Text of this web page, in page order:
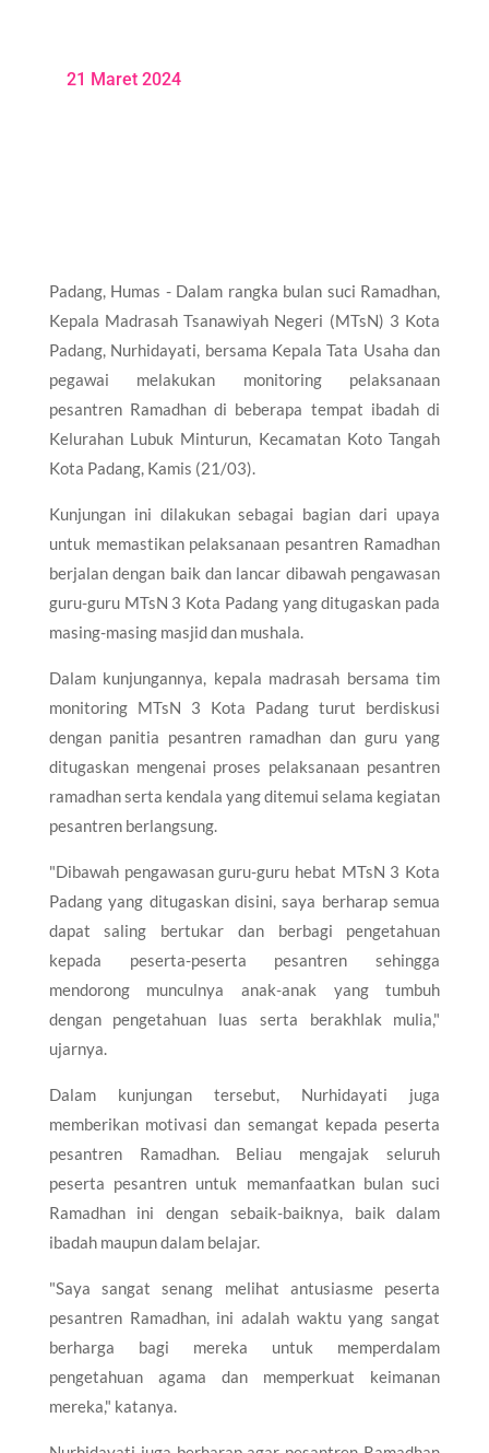
21 Maret 2024
Padang, Humas - Dalam rangka bulan suci Ramadhan,
Kepala Madrasah Tsanawiyah Negeri (MTsN) 3 Kota
Padang, Nurhidayati, bersama Kepala Tata Usaha dan
pegawai melakukan monitoring pelaksanaan
pesantren Ramadhan di beberapa tempat ibadah di
Kelurahan Lubuk Minturun, Kecamatan Koto Tangah
Kota Padang, Kamis (21/03).
Kunjungan ini dilakukan sebagai bagian dari upaya
untuk memastikan pelaksanaan pesantren Ramadhan
berjalan dengan baik dan lancar dibawah pengawasan
guru-guru MTsN 3 Kota Padang yang ditugaskan pada
masing-masing masjid dan mushala.
Dalam kunjungannya, kepala madrasah bersama tim
monitoring MTsN 3 Kota Padang turut berdiskusi
dengan panitia pesantren ramadhan dan guru yang
ditugaskan mengenai proses pelaksanaan pesantren
ramadhan serta kendala yang ditemui selama kegiatan
pesantren berlangsung.
"Dibawah pengawasan guru-guru hebat MTsN 3 Kota
Padang yang ditugaskan disini, saya berharap semua
dapat saling bertukar dan berbagi pengetahuan
kepada peserta-peserta pesantren sehingga
mendorong munculnya anak-anak yang tumbuh
dengan pengetahuan luas serta berakhlak mulia,"
ujarnya.
Dalam kunjungan tersebut, Nurhidayati juga
memberikan motivasi dan semangat kepada peserta
pesantren Ramadhan. Beliau mengajak seluruh
peserta pesantren untuk memanfaatkan bulan suci
Ramadhan ini dengan sebaik-baiknya, baik dalam
ibadah maupun dalam belajar.
"Saya sangat senang melihat antusiasme peserta
pesantren Ramadhan, ini adalah waktu yang sangat
berharga bagi mereka untuk memperdalam
pengetahuan agama dan memperkuat keimanan
mereka," katanya.